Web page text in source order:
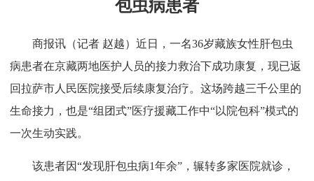
包虫病患者
商报讯（记者 赵越）近日，一名36岁藏族女性肝包虫
病患者在京藏两地医护人员的接力救治下成功康复，现已返
回拉萨市人民医院接受后续康复治疗。这场跨越三千公里的
生命接力，也是“组团式”医疗援藏工作中“以院包科”模式的
一次生动实践。
该患者因“发现肝包虫病1年余”，辗转多家医院就诊，